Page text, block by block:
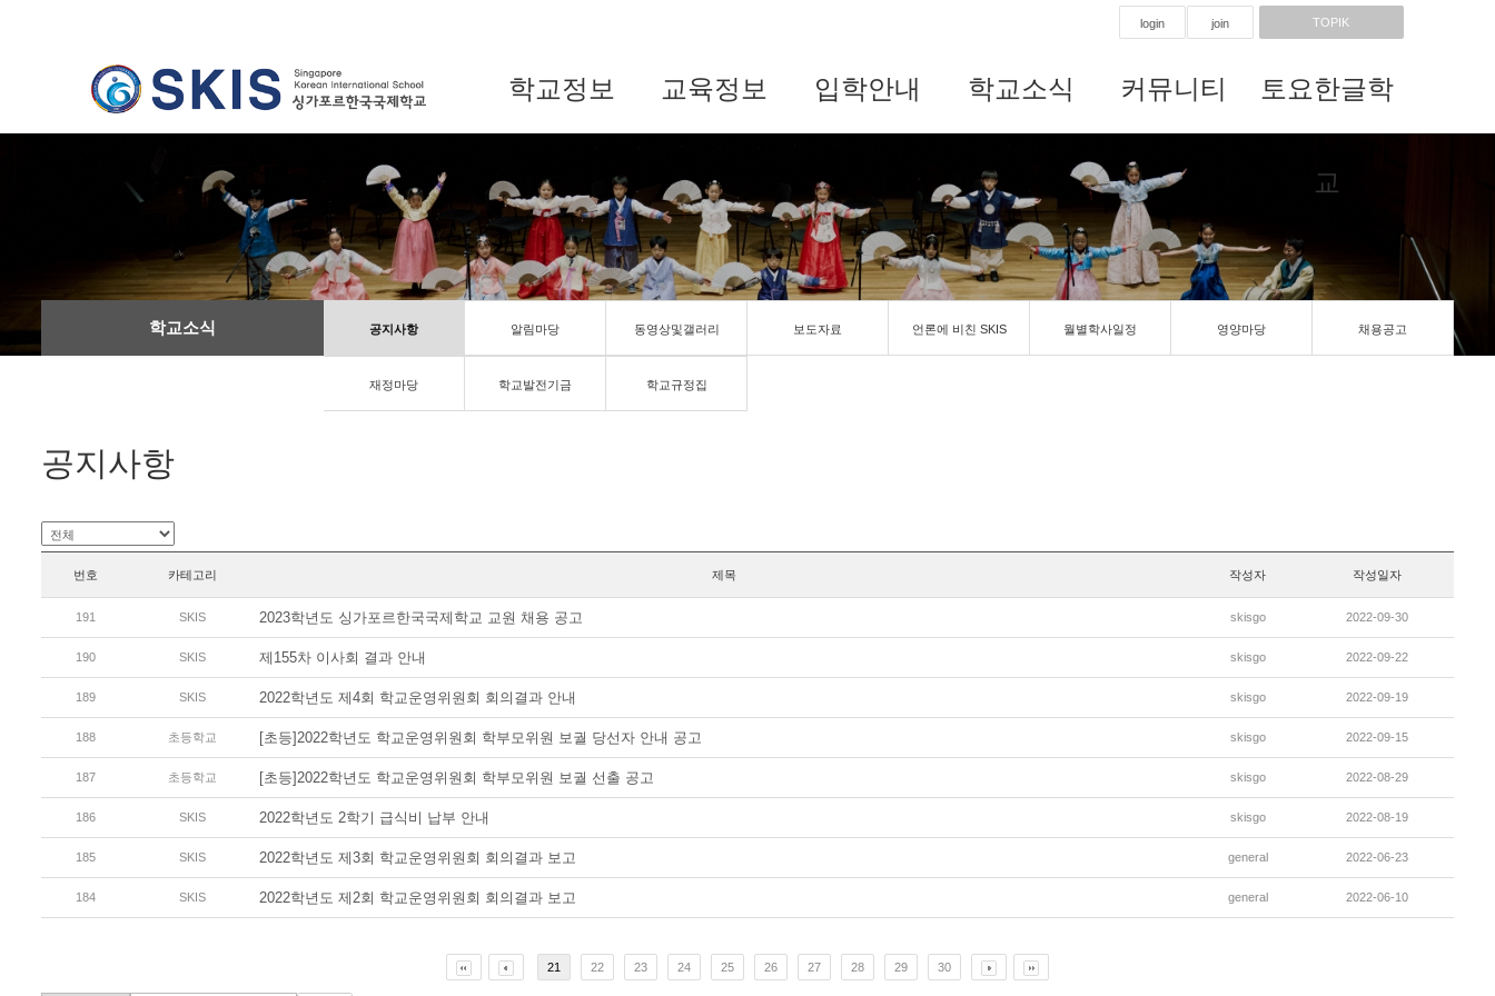
login join TOPIK
학교정보 교육정보 입학안내 학교소식 커뮤니티 토요한글학
교
학교소식 공지사항 알림마당 동영상및갤러리 보도자료 언론에 비친 SKIS 월별학사일정 영양마당 채용공고
재정마당 학교발전기금 학교규정집
공지사항
번호 카테고리 제목 작성자 작성일자
191 SKIS 2023학년도 싱가포르한국국제학교 교원 채용 공고 skisgo 2022-09-30
190 SKIS 제155차 이사회 결과 안내 skisgo 2022-09-22
189 SKIS 2022학년도 제4회 학교운영위원회 회의결과 안내 skisgo 2022-09-19
188 초등학교 [초등]2022학년도 학교운영위원회 학부모위원 보궐 당선자 안내 공고 skisgo 2022-09-15
187 초등학교 [초등]2022학년도 학교운영위원회 학부모위원 보궐 선출 공고 skisgo 2022-08-29
186 SKIS 2022학년도 2학기 급식비 납부 안내 skisgo 2022-08-19
185 SKIS 2022학년도 제3회 학교운영위원회 회의결과 보고 general 2022-06-23
184 SKIS 2022학년도 제2회 학교운영위원회 회의결과 보고 general 2022-06-10
21 22 23 24 25 26 27 28 29 30